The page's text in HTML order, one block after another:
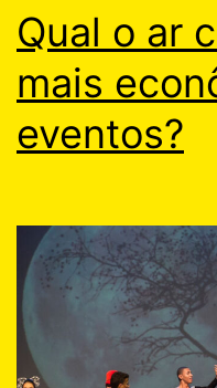
Qual o ar
mais
eventos?